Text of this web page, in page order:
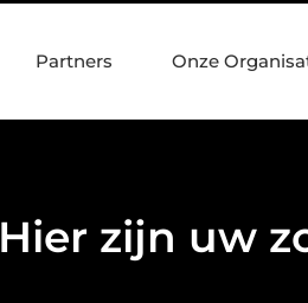
Partners Onze
Hier zijn uw